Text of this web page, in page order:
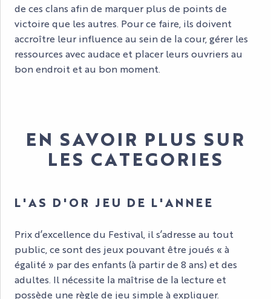
de ces clans afin de marquer plus de points de
victoire que les autres. Pour ce faire, ils doivent
accroître leur influence au sein de la cour, gérer les
ressources avec audace et placer leurs ouvriers au
bon endroit et au bon moment.
EN SAVOIR PLUS SUR
LES CATEGORIES
L'AS D'OR JEU DE L'ANNEE
Prix d’excellence du Festival, il s’adresse au tout
public, ce sont des jeux pouvant être joués « à
égalité » par des enfants (à partir de 8 ans) et des
adultes. Il nécessite la maîtrise de la lecture et
possède une règle de jeu simple à expliquer.